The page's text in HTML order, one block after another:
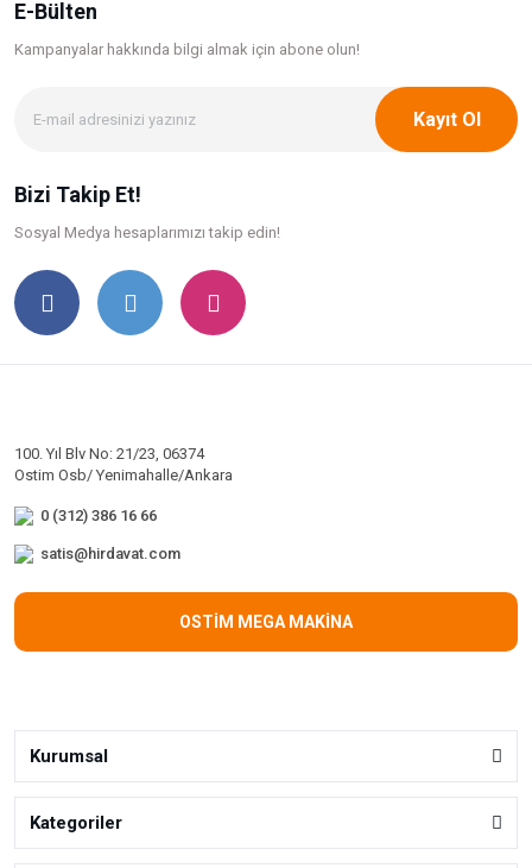
E-Bülten
Kampanyalar hakkında bilgi almak için abone olun!
Kayıt Ol
Bizi Takip Et!
Sosyal Medya hesaplarımızı takip edin!
100. Yıl Blv No: 21/23, 06374
Ostim Osb/ Yenimahalle/Ankara
0 (312) 386 16 66
satis@hirdavat.com
OSTİM MEGA MAKİNA
Kurumsal
Kategoriler